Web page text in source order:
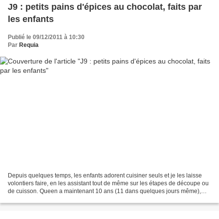
J9 : petits pains d'épices au chocolat, faits par
les enfants
Publié le 09/12/2011 à 10:30
Par Requia
Depuis quelques temps, les enfants adorent cuisiner seuls et je les laisse
volontiers faire, en les assistant tout de même sur les étapes de découpe ou
de cuisson. Queen a maintenant 10 ans (11 dans quelques jours même),